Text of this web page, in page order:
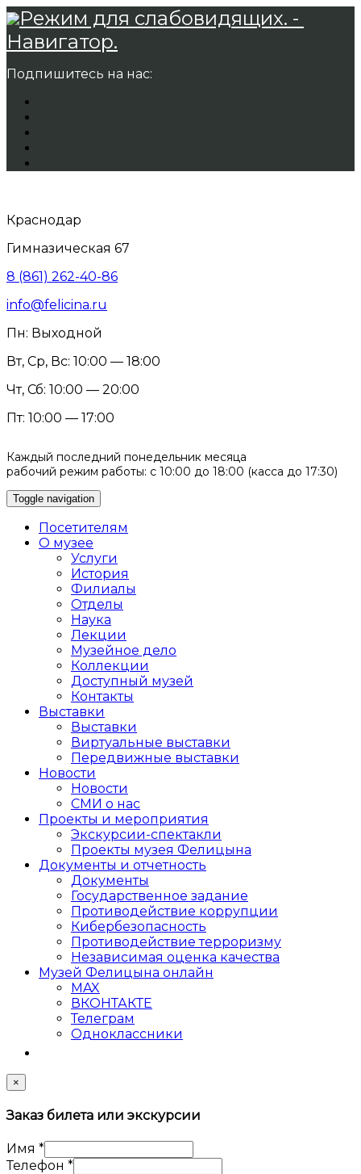
Режим для слабовидящих. -
Навигатор.
Подпишитесь на нас:
Краснодар
Гимназическая 67
8 (861) 262-40-86
info@felicina.ru
Пн: Выходной
Вт, Ср, Вс: 10:00 — 18:00
Чт, Сб: 10:00 — 20:00
Пт: 10:00 — 17:00
Каждый последний понедельник месяца
рабочий режим работы: с 10:00 до 18:00 (касса до 17:30)
Toggle navigation
Посетителям
О музее
Услуги
История
Филиалы
Отделы
Наука
Лекции
Музейное дело
Коллекции
Доступный музей
Контакты
Выставки
Выставки
Виртуальные выставки
Передвижные выставки
Новости
Новости
СМИ о нас
Проекты и мероприятия
Экскурсии-спектакли
Проекты музея Фелицына
Документы и отчетность
Документы
Государственное задание
Противодействие коррупции
Кибер­безопасность
Противодействие терроризму
Независимая оценка качества
Музей Фелицына онлайн
MAX
ВКОНТАКТЕ
Телеграм
Одноклассники
×
Заказ билета или экскурсии
Имя *
Телефон *